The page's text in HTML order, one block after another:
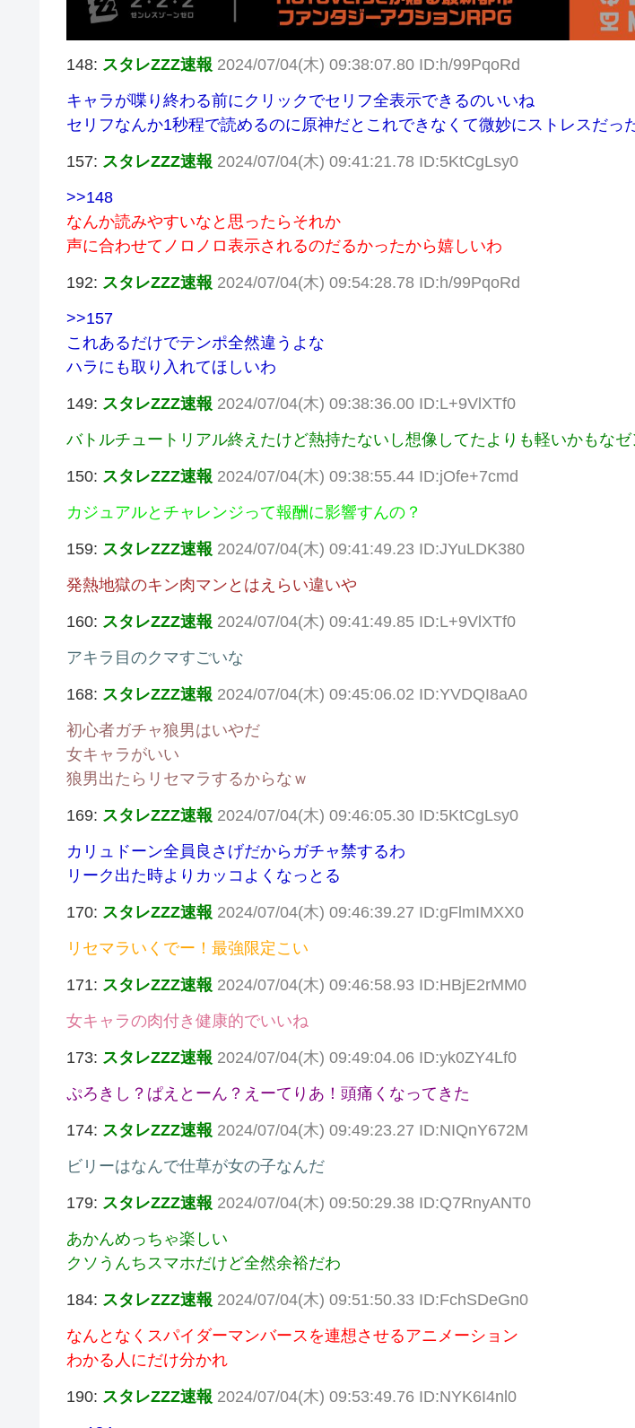
148: スタレZZZ速報 2024/07/04(木) 09:38:07.80 ID:h/99PqoRd
キャラが喋り終わる前にクリックでセリフ全表示できるのいいね
セリフなんか1秒程で読めるのに原神だとこれできなくて微妙にストレスだっ
157: スタレZZZ速報 2024/07/04(木) 09:41:21.78 ID:5KtCgLsy0
>>148
なんか読みやすいなと思ったらそれか
声に合わせてノロノロ表示されるのだるかったから嬉しいわ
192: スタレZZZ速報 2024/07/04(木) 09:54:28.78 ID:h/99PqoRd
>>157
これあるだけでテンポ全然違うよな
ハラにも取り入れてほしいわ
149: スタレZZZ速報 2024/07/04(木) 09:38:36.00 ID:L+9VlXTf0
バトルチュートリアル終えたけど熱持たないし想像してたよりも軽いかもなゼ
150: スタレZZZ速報 2024/07/04(木) 09:38:55.44 ID:jOfe+7cmd
カジュアルとチャレンジって報酬に影響すんの？
159: スタレZZZ速報 2024/07/04(木) 09:41:49.23 ID:JYuLDK380
発熱地獄のキン肉マンとはえらい違いや
160: スタレZZZ速報 2024/07/04(木) 09:41:49.85 ID:L+9VlXTf0
アキラ目のクマすごいな
168: スタレZZZ速報 2024/07/04(木) 09:45:06.02 ID:YVDQI8aA0
初心者ガチャ狼男はいやだ
女キャラがいい
狼男出たらリセマラするからなｗ
169: スタレZZZ速報 2024/07/04(木) 09:46:05.30 ID:5KtCgLsy0
カリュドーン全員良さげだからガチャ禁するわ
リーク出た時よりカッコよくなっとる
170: スタレZZZ速報 2024/07/04(木) 09:46:39.27 ID:gFlmIMXX0
リセマラいくでー！最強限定こい
171: スタレZZZ速報 2024/07/04(木) 09:46:58.93 ID:HBjE2rMM0
女キャラの肉付き健康的でいいね
173: スタレZZZ速報 2024/07/04(木) 09:49:04.06 ID:yk0ZY4Lf0
ぷろきし？ぱえとーん？えーてりあ！頭痛くなってきた
174: スタレZZZ速報 2024/07/04(木) 09:49:23.27 ID:NIQnY672M
ビリーはなんで仕草が女の子なんだ
179: スタレZZZ速報 2024/07/04(木) 09:50:29.38 ID:Q7RnyANT0
あかんめっちゃ楽しい
クソうんちスマホだけど全然余裕だわ
184: スタレZZZ速報 2024/07/04(木) 09:51:50.33 ID:FchSDeGn0
なんとなくスパイダーマンバースを連想させるアニメーション
わかる人にだけ分かれ
190: スタレZZZ速報 2024/07/04(木) 09:53:49.76 ID:NYK6I4nl0